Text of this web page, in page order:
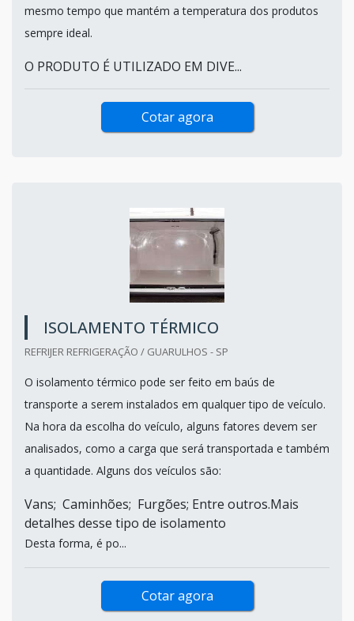
mesmo tempo que mantém a temperatura dos produtos
sempre ideal.
O PRODUTO É UTILIZADO EM DIVE...
Cotar agora
ISOLAMENTO TÉRMICO
REFRIJER REFRIGERAÇÃO / GUARULHOS - SP
O isolamento térmico pode ser feito em baús de
transporte a serem instalados em qualquer tipo de veículo.
Na hora da escolha do veículo, alguns fatores devem ser
analisados, como a carga que será transportada e também
a quantidade. Alguns dos veículos são:
Vans; Caminhões; Furgões; Entre outros.Mais
detalhes desse tipo de isolamento
Desta forma, é po...
Cotar agora